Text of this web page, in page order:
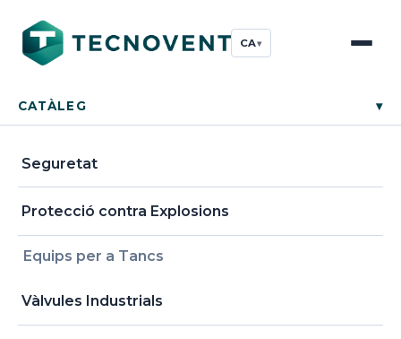
CA▾
CATÀLEG ▾
Seguretat
Protecció contra Explosions
Equips per a Tancs
Vàlvules Industrials